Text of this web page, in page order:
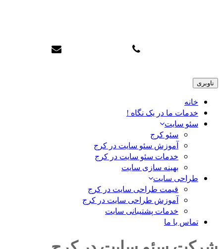
ناوبری
خانه
خدمات ما در یک نگاه !
سئو سایت
سئو کرج
آموزش سئو سایت در کرج
خدمات سئو سایت در کرج
بهینه سازی سایت
طراحی سایت
قیمت طراحی سایت در کرج
آموزش طراحی سایت در کرج
خدمات پشتیبانی سایت
تماس با ما